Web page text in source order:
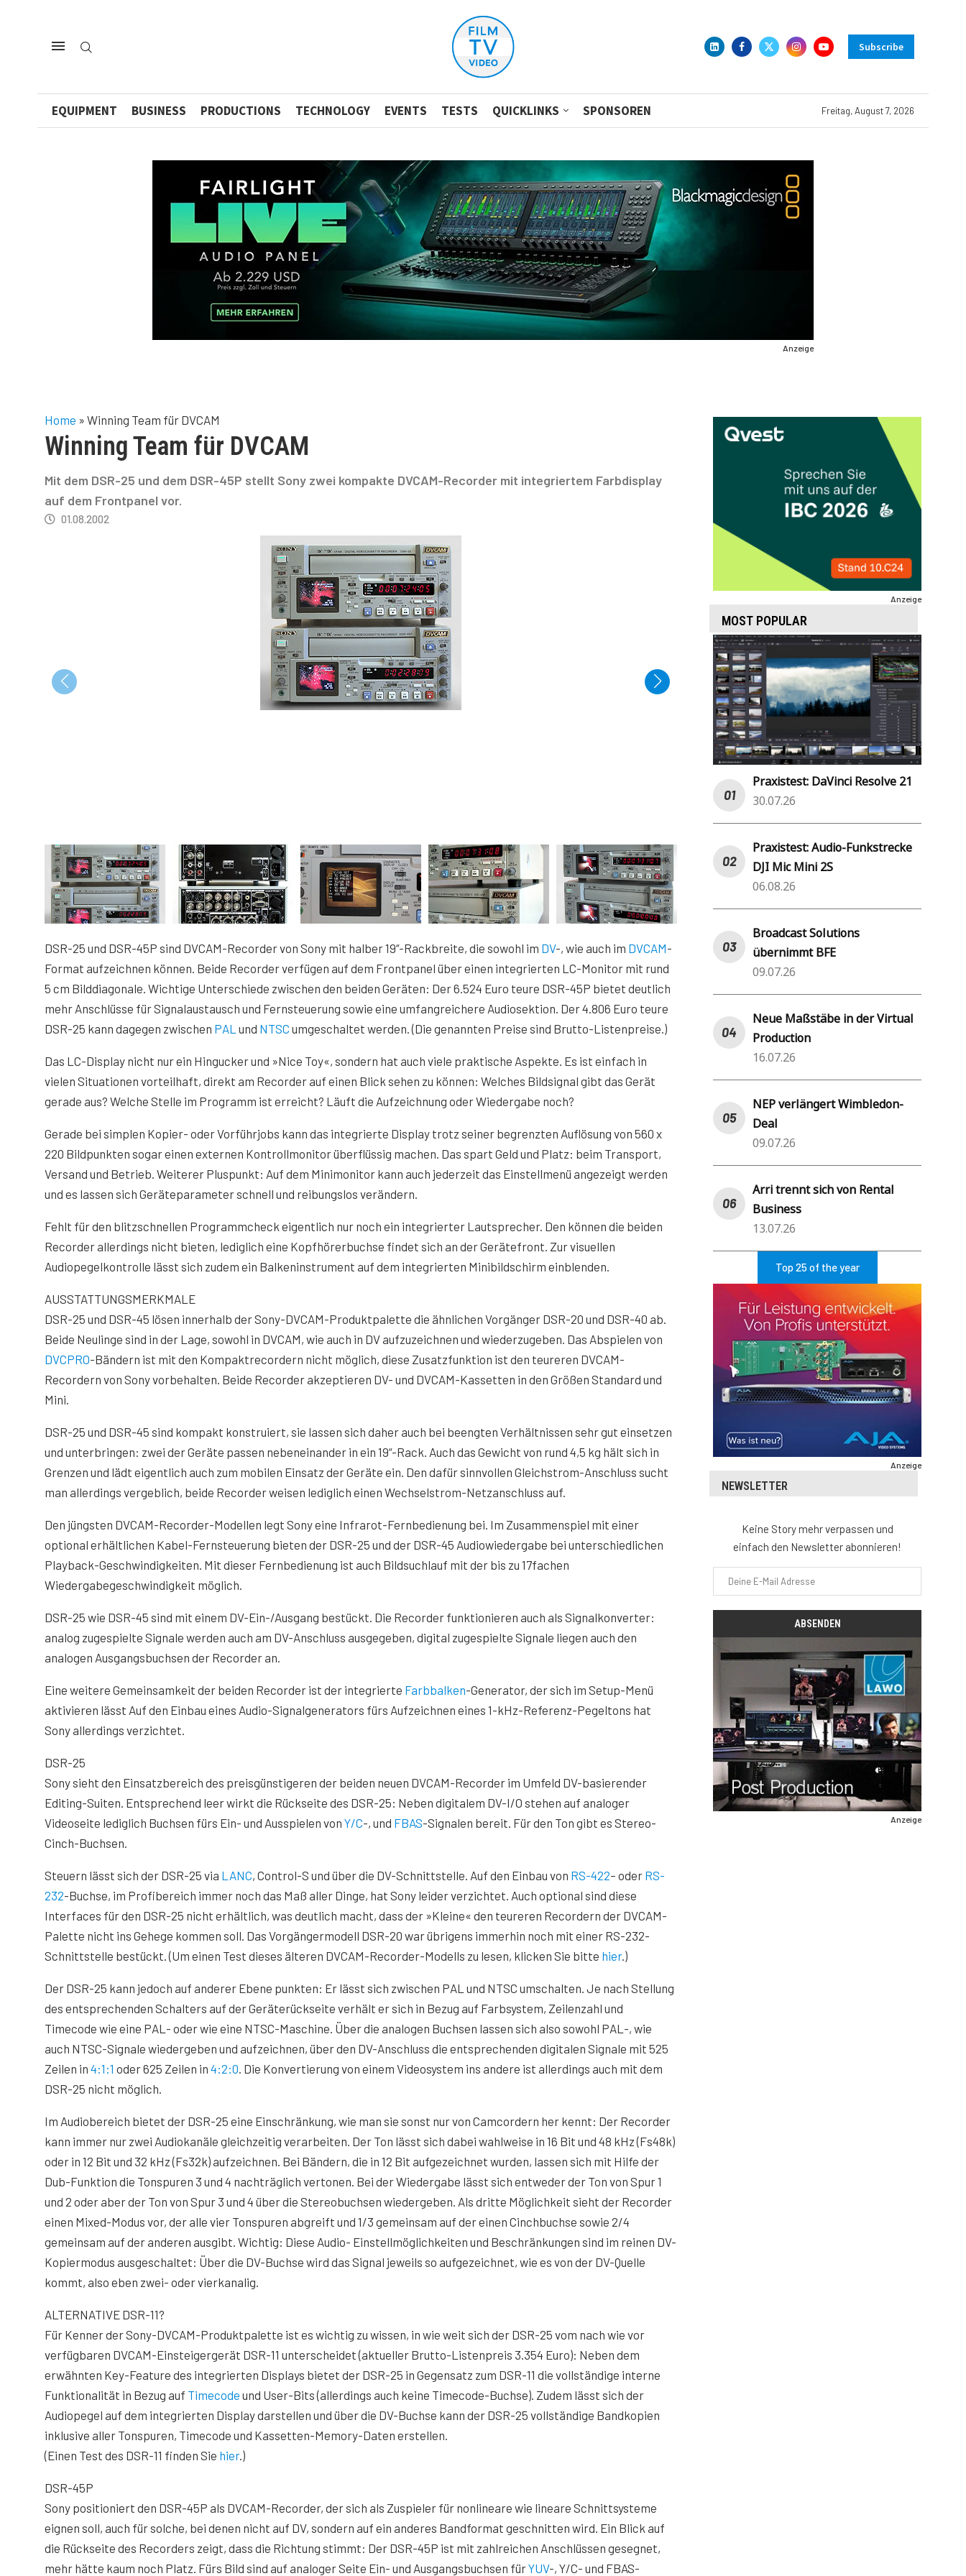
Subscribe
EQUIPMENT BUSINESS PRODUCTIONS TECHNOLOGY EVENTS TESTS QUICKLINKS SPONSOREN Freitag, August 7, 2026
Anzeige
Home » Winning Team für DVCAM
Winning Team für DVCAM
Mit dem DSR-25 und dem DSR-45P stellt Sony zwei kompakte DVCAM-Recorder mit integriertem Farbdisplay
auf dem Frontpanel vor.
01.08.2002
DSR-25 und DSR-45P sind DVCAM-Recorder von Sony mit halber 19“-Rackbreite, die sowohl im DV-, wie auch im DVCAM-
Format aufzeichnen können. Beide Recorder verfügen auf dem Frontpanel über einen integrierten LC-Monitor mit rund
5 cm Bilddiagonale. Wichtige Unterschiede zwischen den beiden Geräten: Der 6.524 Euro teure DSR-45P bietet deutlich
mehr Anschlüsse für Signalaustausch und Fernsteuerung sowie eine umfangreichere Audiosektion. Der 4.806 Euro teure
DSR-25 kann dagegen zwischen PAL und NTSC umgeschaltet werden. (Die genannten Preise sind Brutto-Listenpreise.)
Das LC-Display nicht nur ein Hingucker und »Nice Toy«, sondern hat auch viele praktische Aspekte. Es ist einfach in
vielen Situationen vorteilhaft, direkt am Recorder auf einen Blick sehen zu können: Welches Bildsignal gibt das Gerät
gerade aus? Welche Stelle im Programm ist erreicht? Läuft die Aufzeichnung oder Wiedergabe noch?
Gerade bei simplen Kopier- oder Vorführjobs kann das integrierte Display trotz seiner begrenzten Auflösung von 560 x
220 Bildpunkten sogar einen externen Kontrollmonitor überflüssig machen. Das spart Geld und Platz: beim Transport,
Versand und Betrieb. Weiterer Pluspunkt: Auf dem Minimonitor kann auch jederzeit das Einstellmenü angezeigt werden
und es lassen sich Geräteparameter schnell und reibungslos verändern.
Fehlt für den blitzschnellen Programmcheck eigentlich nur noch ein integrierter Lautsprecher. Den können die beiden
Recorder allerdings nicht bieten, lediglich eine Kopfhörerbuchse findet sich an der Gerätefront. Zur visuellen
Audiopegelkontrolle lässt sich zudem ein Balkeninstrument auf dem integrierten Minibildschirm einblenden.
AUSSTATTUNGSMERKMALE
DSR-25 und DSR-45 lösen innerhalb der Sony-DVCAM-Produktpalette die ähnlichen Vorgänger DSR-20 und DSR-40 ab.
Beide Neulinge sind in der Lage, sowohl in DVCAM, wie auch in DV aufzuzeichnen und wiederzugeben. Das Abspielen von
DVCPRO-Bändern ist mit den Kompaktrecordern nicht möglich, diese Zusatzfunktion ist den teureren DVCAM-
Recordern von Sony vorbehalten. Beide Recorder akzeptieren DV- und DVCAM-Kassetten in den Größen Standard und
Mini.
DSR-25 und DSR-45 sind kompakt konstruiert, sie lassen sich daher auch bei beengten Verhältnissen sehr gut einsetzen
und unterbringen: zwei der Geräte passen nebeneinander in ein 19“-Rack. Auch das Gewicht von rund 4,5 kg hält sich in
Grenzen und lädt eigentlich auch zum mobilen Einsatz der Geräte ein. Den dafür sinnvollen Gleichstrom-Anschluss sucht
man allerdings vergeblich, beide Recorder weisen lediglich einen Wechselstrom-Netzanschluss auf.
Den jüngsten DVCAM-Recorder-Modellen legt Sony eine Infrarot-Fernbedienung bei. Im Zusammenspiel mit einer
optional erhältlichen Kabel-Fernsteuerung bieten der DSR-25 und der DSR-45 Audiowiedergabe bei unterschiedlichen
Playback-Geschwindigkeiten. Mit dieser Fernbedienung ist auch Bildsuchlauf mit der bis zu 17fachen
Wiedergabegeschwindigkeit möglich.
DSR-25 wie DSR-45 sind mit einem DV-Ein-/Ausgang bestückt. Die Recorder funktionieren auch als Signalkonverter:
analog zugespielte Signale werden auch am DV-Anschluss ausgegeben, digital zugespielte Signale liegen auch den
analogen Ausgangsbuchsen der Recorder an.
Eine weitere Gemeinsamkeit der beiden Recorder ist der integrierte Farbbalken-Generator, der sich im Setup-Menü
aktivieren lässt Auf den Einbau eines Audio-Signalgenerators fürs Aufzeichnen eines 1-kHz-Referenz-Pegeltons hat
Sony allerdings verzichtet.
DSR-25
Sony sieht den Einsatzbereich des preisgünstigeren der beiden neuen DVCAM-Recorder im Umfeld DV-basierender
Editing-Suiten. Entsprechend leer wirkt die Rückseite des DSR-25: Neben digitalem DV-I/O stehen auf analoger
Videoseite lediglich Buchsen fürs Ein- und Ausspielen von Y/C-, und FBAS-Signalen bereit. Für den Ton gibt es Stereo-
Cinch-Buchsen.
Steuern lässt sich der DSR-25 via LANC, Control-S und über die DV-Schnittstelle. Auf den Einbau von RS-422– oder RS-
232-Buchse, im Profibereich immer noch das Maß aller Dinge, hat Sony leider verzichtet. Auch optional sind diese
Interfaces für den DSR-25 nicht erhältlich, was deutlich macht, dass der »Kleine« den teureren Recordern der DVCAM-
Palette nicht ins Gehege kommen soll. Das Vorgängermodell DSR-20 war übrigens immerhin noch mit einer RS-232-
Schnittstelle bestückt. (Um einen Test dieses älteren DVCAM-Recorder-Modells zu lesen, klicken Sie bitte hier.)
Der DSR-25 kann jedoch auf anderer Ebene punkten: Er lässt sich zwischen PAL und NTSC umschalten. Je nach Stellung
des entsprechenden Schalters auf der Geräterückseite verhält er sich in Bezug auf Farbsystem, Zeilenzahl und
Timecode wie eine PAL- oder wie eine NTSC-Maschine. Über die analogen Buchsen lassen sich also sowohl PAL-, wie
auch NTSC-Signale wiedergeben und aufzeichnen, über den DV-Anschluss die entsprechenden digitalen Signale mit 525
Zeilen in 4:1:1 oder 625 Zeilen in 4:2:0. Die Konvertierung von einem Videosystem ins andere ist allerdings auch mit dem
DSR-25 nicht möglich.
Im Audiobereich bietet der DSR-25 eine Einschränkung, wie man sie sonst nur von Camcordern her kennt: Der Recorder
kann immer nur zwei Audiokanäle gleichzeitig verarbeiten. Der Ton lässt sich dabei wahlweise in 16 Bit und 48 kHz (Fs48k)
oder in 12 Bit und 32 kHz (Fs32k) aufzeichnen. Bei Bändern, die in 12 Bit aufgezeichnet wurden, lassen sich mit Hilfe der
Dub-Funktion die Tonspuren 3 und 4 nachträglich vertonen. Bei der Wiedergabe lässt sich entweder der Ton von Spur 1
und 2 oder aber der Ton von Spur 3 und 4 über die Stereobuchsen wiedergeben. Als dritte Möglichkeit sieht der Recorder
einen Mixed-Modus vor, der alle vier Tonspuren abgreift und 1/3 gemeinsam auf der einen Cinchbuchse sowie 2/4
gemeinsam auf der anderen ausgibt. Wichtig: Diese Audio- Einstellmöglichkeiten und Beschränkungen sind im reinen DV-
Kopiermodus ausgeschaltet: Über die DV-Buchse wird das Signal jeweils so aufgezeichnet, wie es von der DV-Quelle
kommt, also eben zwei- oder vierkanalig.
ALTERNATIVE DSR-11?
Für Kenner der Sony-DVCAM-Produktpalette ist es wichtig zu wissen, in wie weit sich der DSR-25 vom nach wie vor
verfügbaren DVCAM-Einsteigergerät DSR-11 unterscheidet (aktueller Brutto-Listenpreis 3.354 Euro): Neben dem
erwähnten Key-Feature des integrierten Displays bietet der DSR-25 in Gegensatz zum DSR-11 die vollständige interne
Funktionalität in Bezug auf Timecode und User-Bits (allerdings auch keine Timecode-Buchse). Zudem lässt sich der
Audiopegel auf dem integrierten Display darstellen und über die DV-Buchse kann der DSR-25 vollständige Bandkopien
inklusive aller Tonspuren, Timecode und Kassetten-Memory-Daten erstellen.
(Einen Test des DSR-11 finden Sie hier.)
DSR-45P
Sony positioniert den DSR-45P als DVCAM-Recorder, der sich als Zuspieler für nonlineare wie lineare Schnittsysteme
eignen soll, auch für solche, bei denen nicht auf DV, sondern auf ein anderes Bandformat geschnitten wird. Ein Blick auf
die Rückseite des Recorders zeigt, dass die Richtung stimmt: Der DSR-45P ist mit zahlreichen Anschlüssen gesegnet,
mehr hätte kaum noch Platz. Fürs Bild sind auf analoger Seite Ein- und Ausgangsbuchsen fürYUV-, Y/C- und FBAS-
Anzeige
MOST POPULAR
Praxistest: DaVinci Resolve 21
30.07.26
Praxistest: Audio-Funkstrecke
DJI Mic Mini 2S
06.08.26
Broadcast Solutions
übernimmt BFE
09.07.26
Neue Maßstäbe in der Virtual
Production
16.07.26
NEP verlängert Wimbledon-
Deal
09.07.26
Arri trennt sich von Rental
Business
13.07.26
Top 25 of the year
Anzeige
NEWSLETTER
Keine Story mehr verpassen und
einfach den Newsletter abonnieren!
Anzeige